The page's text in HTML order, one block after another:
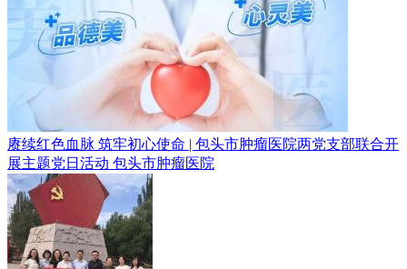
赓续红色血脉 筑牢初心使命 | 包头市肿瘤医院两党支部联合开
展主题党日活动 包头市肿瘤医院